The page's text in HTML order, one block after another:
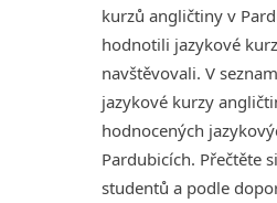
kurzů angličtiny v
hodnotili jazykové
navštěvovali. V
jazykové kurzy
hodnocených
Pardubicích. Přečtěte
studentů a podle